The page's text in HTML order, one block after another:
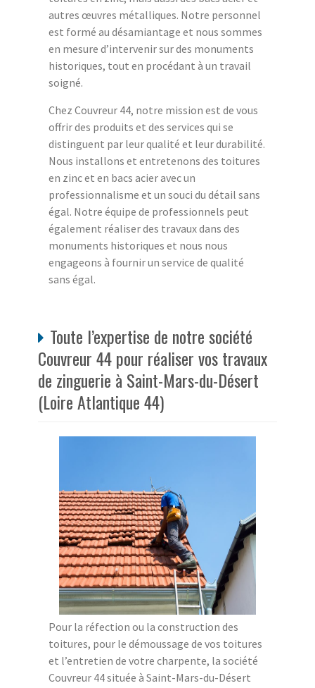
autres œuvres métalliques. Notre personnel
est formé au désamiantage et nous sommes
en mesure d’intervenir sur des monuments
historiques, tout en procédant à un travail
soigné.
Chez Couvreur 44, notre mission est de vous
offrir des produits et des services qui se
distinguent par leur qualité et leur durabilité.
Nous installons et entretenons des toitures
en zinc et en bacs acier avec un
professionnalisme et un souci du détail sans
égal. Notre équipe de professionnels peut
également réaliser des travaux dans des
monuments historiques et nous nous
engageons à fournir un service de qualité
sans égal.
Toute l’expertise de notre société
Couvreur 44 pour réaliser vos travaux
de zinguerie à Saint-Mars-du-Désert
(Loire Atlantique 44)
Pour la réfection ou la construction des
toitures, pour le démoussage de vos toitures
et l’entretien de votre charpente, la société
Couvreur 44 située à Saint-Mars-du-Désert